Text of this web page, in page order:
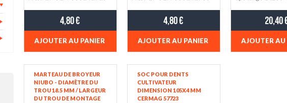
Entraxe 70 mm Plat 40x6
4,80 €
AJOUTER AU PANIER
Entraxe 70 mm Plat 40x6
4,80 €
AJOUTER AU PANIER
Largeur de coupe
Diamètre du trou
Rayon - R 171
20,40
AJOUTER AU
MARTEAU DE BROYEUR
NIUBO - DIAMÈTRE DU
TROU 18.5 MM / LARGEUR
DU TROU DE MONTAGE
SOC POUR DENTS
CULTIVATEUR
DIMENSION 105X4 MM
CERMAG 57723